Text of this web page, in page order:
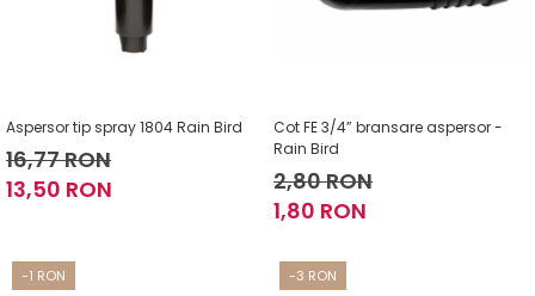
Aspersor tip spray 1804 Rain Bird
16,77 RON
13,50 RON
Cot FE 3/4” bransare aspersor -
Rain Bird
2,80 RON
1,80 RON
-1 RON -3 RON